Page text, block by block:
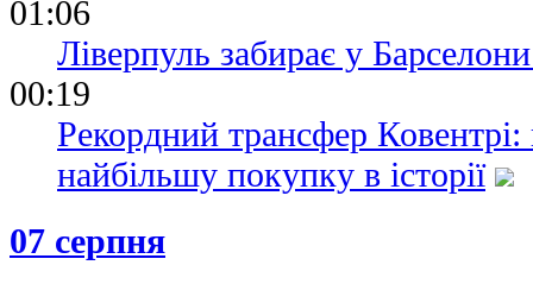
01:06
Ліверпуль забирає у
00:19
Рекордний трансфер
найбільшу покупку в історії
07 серпня